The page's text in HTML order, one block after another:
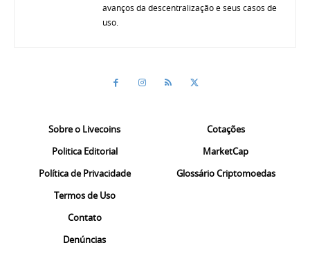
avanços da descentralização e seus casos de
uso.
Sobre o Livecoins
Politica Editorial
Política de Privacidade
Termos de Uso
Contato
Denúncias
Cotações
MarketCap
Glossário Criptomoedas